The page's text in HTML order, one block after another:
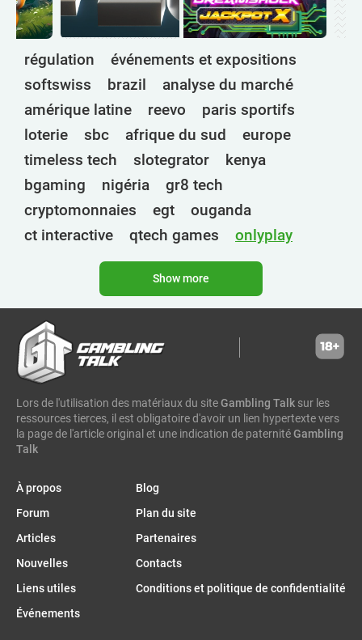
régulation
événements et expositions
softswiss
brazil
analyse du marché
amérique latine
reevo
paris sportifs
loterie
sbc afrique du sud
europe
timeless tech
slotegrator
kenya
bgaming
nigéria
gr8 tech
cryptomonnaies
egt
ouganda
ct interactive
qtech games
onlyplay
inde endorphina
ghana
elk nolimit
technologies
golden race
bragg
3 oaks gaming
gamebeat
atomic slot lab
tanzanie
spadegaming
digicode
mascot maroc
libéria
gaming corps
igaming club
eswatini
zambia
zeusplay
bf games namibie
malawi
bénin amusnet
ethiopie
7777 gaming
mozambique
avatarux
Show more
Lors de l'utilisation des matériaux du siteGambling Talk sur les
ressources tierces, il est obligatoire d'avoir un lien hypertexte vers
la page de l'article original et une indication de paternitéGambling
Talk
À propos
Forum
Articles
Nouvelles
Liens utiles
Événements
Blog
Plan du site
Partenaires
Contacts
Conditions et politique de confidentialité